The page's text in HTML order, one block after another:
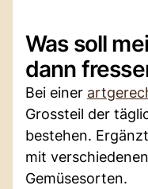
Was soll
dann
Bei einer
Grossteil der
bestehen.
mit
Gemüsesorten.